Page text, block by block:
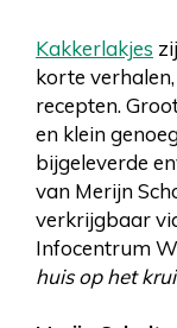
Kakkerlakjes
korte
recepten.
en klein
bijgeleverde
van Merijn
verkrijgbaar
Infocentrum
huis op het